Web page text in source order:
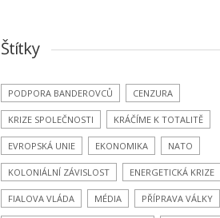
Štítky
PODPORA BANDEROVCŮ CENZURA
KRIZE SPOLEČNOSTI KRÁČÍME K TOTALITĚ
EVROPSKÁ UNIE EKONOMIKA NATO
KOLONIÁLNÍ ZÁVISLOST ENERGETICKÁ KRIZE
FIALOVA VLÁDA MÉDIA PŘÍPRAVA VÁLKY